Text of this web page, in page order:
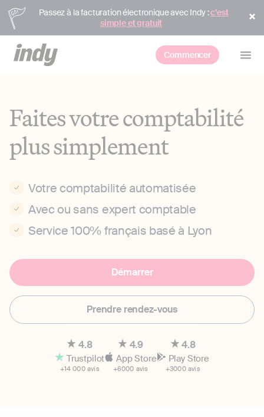
Passez à la facturation électronique avec Indy :c’est
simple et gratuit
Commencer
Faites votre comptabilité
plus simplement
Votre comptabilité automatisée
Avec ou sans expert comptable
Service 100% français basé à Lyon
Démarrer
Prendre rendez-vous
4.8
Trustpilot
+14 000 avis
4.9
App Store
+6000 avis
4.8
Play Store
+3000 avis